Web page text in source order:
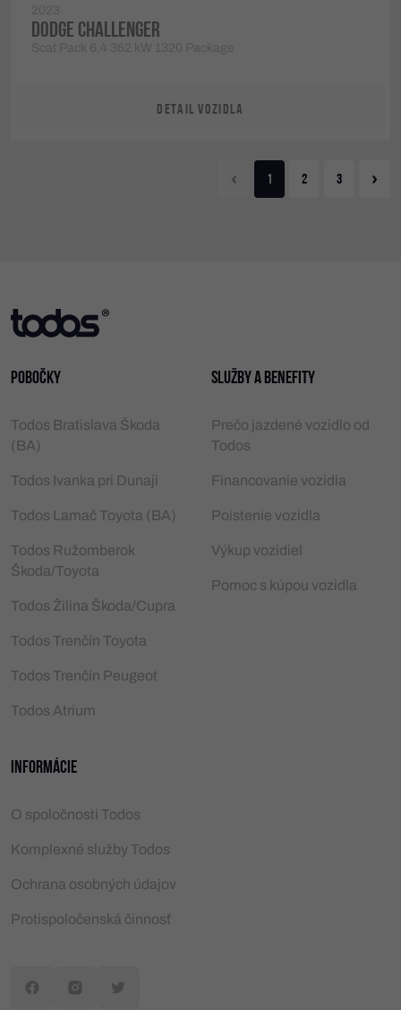
DODGE CHALLENGER
DETAIL VOZIDLA
‹ 1 2 3 ›
Pobočky
Todos Bratislava Škoda
(BA)
Todos Ivanka pri Dunaji
Todos Lamač Toyota (BA)
Todos Ružomberok
Škoda/Toyota
Todos Žilina Škoda/Cupra
Todos Trenčín Toyota
Todos Trenčín Peugeot
Todos Atrium
Služby a benefity
Prečo jazdené vozidlo od
Todos
Financovanie vozidla
Poistenie vozidla
Výkup vozidiel
Pomoc s kúpou vozidla
Informácie
O spoločnosti Todos
Komplexné služby Todos
Ochrana osobných údajov
Protispoločenská činnosť